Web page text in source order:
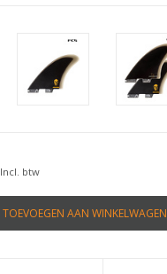
Incl. btw
TOEVOEGEN AAN WINKELWAGEN